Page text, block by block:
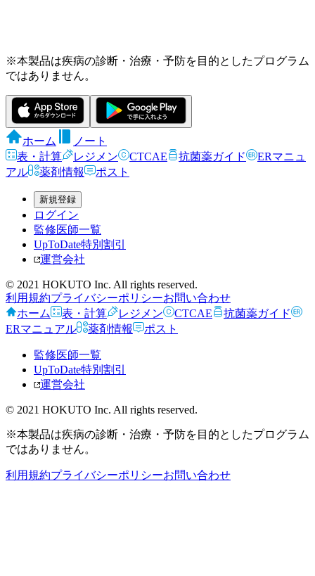
※本製品は疾病の診断・治療・予防を目的としたプログラム
ではありません。
ホーム
ノート
表・計算
レジメン CTCAE 抗菌薬ガイド
ERマニュ
アル
薬剤情報 ポスト
新規登録
ログイン
監修医師一覧
UpToDate特別割引
運営会社
© 2021 HOKUTO Inc. All rights reserved.
利用規約プライバシーポリシーお問い合わせ
ホーム
表・計算 レジメン CTCAE
抗菌薬ガイド
ERマニュアル
薬剤情報 ポスト
監修医師一覧
UpToDate特別割引
運営会社
© 2021 HOKUTO Inc. All rights reserved.
※本製品は疾病の診断・治療・予防を目的としたプログラム
ではありません。
利用規約プライバシーポリシーお問い合わせ